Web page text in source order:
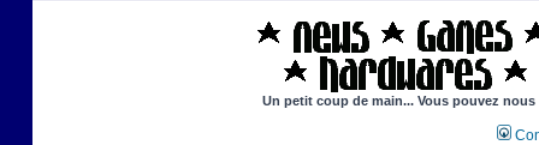
Un petit coup de main... Vous pouvez